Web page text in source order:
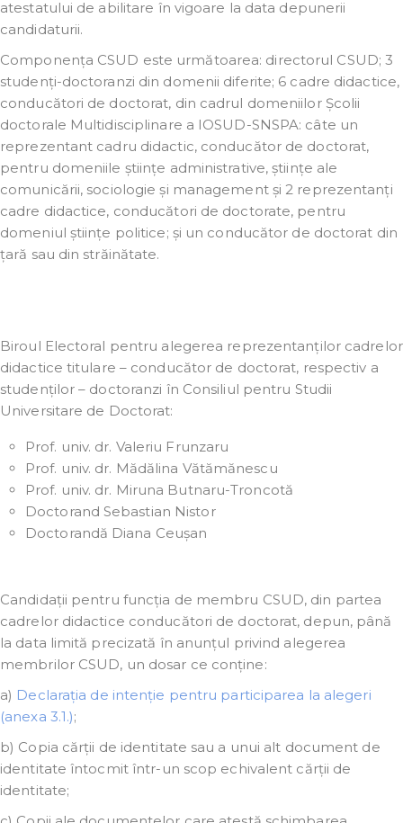
atestatului de abilitare în vigoare la data depunerii
candidaturii.
Componența CSUD este următoarea: directorul CSUD; 3
studenți-doctoranzi din domenii diferite; 6 cadre didactice,
conducători de doctorat, din cadrul domeniilor Școlii
doctorale Multidisciplinare a IOSUD-SNSPA: câte un
reprezentant cadru didactic, conducător de doctorat,
pentru domeniile științe administrative, științe ale
comunicării, sociologie și management și 2 reprezentanți
cadre didactice, conducători de doctorate, pentru
domeniul științe politice; și un conducător de doctorat din
țară sau din străinătate.
Biroul Electoral pentru alegerea reprezentanților cadrelor
didactice titulare – conducător de doctorat, respectiv a
studenților – doctoranzi în Consiliul pentru Studii
Universitare de Doctorat:
Prof. univ. dr. Valeriu Frunzaru
Prof. univ. dr. Mădălina Vătămănescu
Prof. univ. dr. Miruna Butnaru-Troncotă
Doctorand Sebastian Nistor
Doctorandă Diana Ceușan
Candidații pentru funcția de membru CSUD, din partea
cadrelor didactice conducători de doctorat, depun, până
la data limită precizată în anunțul privind alegerea
membrilor CSUD, un dosar ce conține:
a) Declarația de intenție pentru participarea la alegeri
(anexa 3.1.);
b) Copia cărții de identitate sau a unui alt document de
identitate întocmit într-un scop echivalent cărții de
identitate;